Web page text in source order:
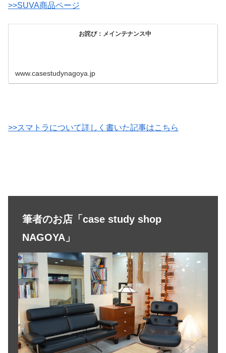
>>SUVA商品ページ
お詫び：メインテナンス中
www.casestudynagoya.jp
>>スマトラについて詳しく書いた記事はこちら
筆者のお店「case study shop
NAGOYA」